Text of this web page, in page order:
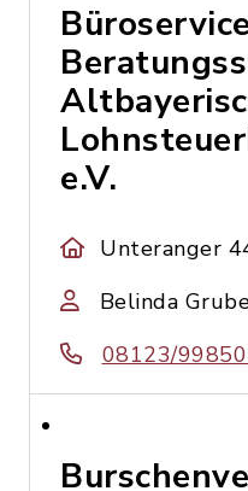
e.V.
Unteranger
Belinda
08123/